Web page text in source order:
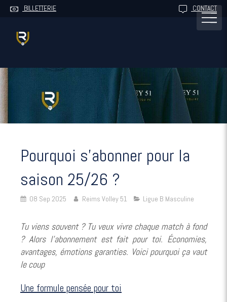
BILLETTERIE CONTACT
Pourquoi s’abonner pour la
saison 25/26 ?
08 Sep 2025 Reims Volley 51 Ligue B Masculine
Tu viens souvent ? Tu veux vivre chaque match à fond
? Alors l’abonnement est fait pour toi. Économies,
avantages, émotions garanties. Voici pourquoi ça vaut
le coup
Une formule pensée pour toi